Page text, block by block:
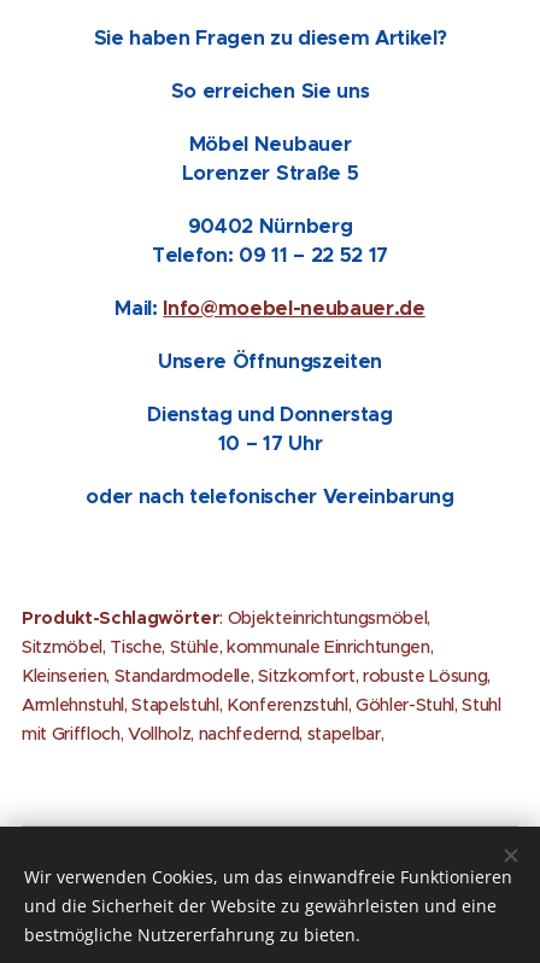
Sie haben Fragen zu diesem Artikel?
So erreichen Sie uns
Möbel Neubauer
Lorenzer Straße 5
90402 Nürnberg
Telefon: 09 11 – 22 52 17
Mail: Info@moebel-neubauer.de
Unsere Öffnungszeiten
Dienstag und Donnerstag
10 – 17 Uhr
oder nach telefonischer Vereinbarung
Produkt-Schlagwörter: Objekteinrichtungsmöbel,
Sitzmöbel, Tische, Stühle, kommunale Einrichtungen,
Kleinserien, Standardmodelle, Sitzkomfort, robuste Lösung,
Armlehnstuhl, Stapelstuhl, Konferenzstuhl, Göhler-Stuhl, Stuhl
mit Griffloch, Vollholz, nachfedernd, stapelbar,
Möbel Neubauer Lorenzer Str. 5 (Eingang
Dörrersgasse) 90402Nürnberg
Wir verwenden Cookies, um das einwandfreie Funktionieren
und die Sicherheit der Website zu gewährleisten und eine
bestmögliche Nutzererfahrung zu bieten.